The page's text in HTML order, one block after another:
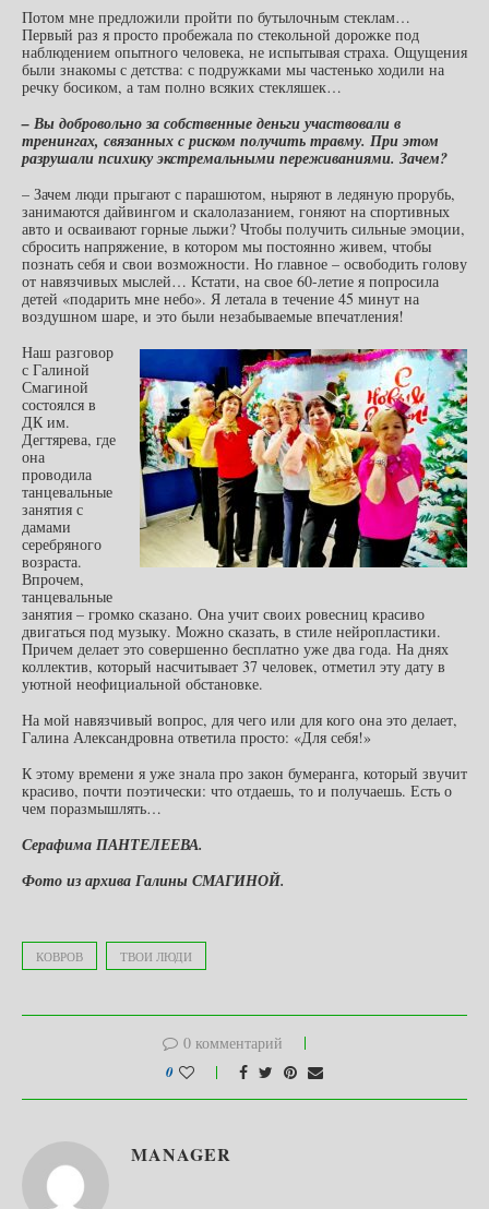
Потом мне предложили пройти по бутылочным стеклам…
Первый раз я просто пробежала по стекольной дорожке под
наблюдением опытного человека, не испытывая страха. Ощущения
были знакомы с детства: с подружками мы частенько ходили на
речку босиком, а там полно всяких стекляшек…
– Вы добровольно за собственные деньги участвовали в
тренингах, связанных с риском получить травму. При этом
разрушали психику экстремальными переживаниями. Зачем?
– Зачем люди прыгают с парашютом, ныряют в ледяную прорубь,
занимаются дайвингом и скалолазанием, гоняют на спортивных
авто и осваивают горные лыжи? Чтобы получить сильные эмоции,
сбросить напряжение, в котором мы постоянно живем, чтобы
познать себя и свои возможности. Но главное – освободить голову
от навязчивых мыслей… Кстати, на свое 60-летие я попросила
детей «подарить мне небо». Я летала в течение 45 минут на
воздушном шаре, и это были незабываемые впечатления!
Наш разговор
с Галиной
Смагиной
состоялся в
ДК им.
Дегтярева, где
она
проводила
танцевальные
занятия с
дамами
серебряного
возраста.
Впрочем,
танцевальные
занятия – громко сказано. Она учит своих ровесниц красиво
двигаться под музыку. Можно сказать, в стиле нейропластики.
Причем делает это совершенно бесплатно уже два года. На днях
коллектив, который насчитывает 37 человек, отметил эту дату в
уютной неофициальной обстановке.
На мой навязчивый вопрос, для чего или для кого она это делает,
Галина Александровна ответила просто: «Для себя!»
К этому времени я уже знала про закон бумеранга, который звучит
красиво, почти поэтически: что отдаешь, то и получаешь. Есть о
чем поразмышлять…
Серафима ПАНТЕЛЕЕВА.
Фото из архива Галины СМАГИНОЙ.
КОВРОВ ТВОИ ЛЮДИ
0 комментарий
0
MANAGER